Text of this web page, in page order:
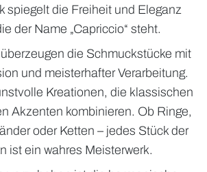
spiegelt die Freiheit und Eleganz
der Name „Capriccio“ steht.
die Schmuckstücke mit
und meisterhafter Verarbeitung.
Kreationen, die klassischen
Akzenten kombinieren. Ob Ringe,
oder Ketten – jedes Stück der
ist ein wahres Meisterwerk.